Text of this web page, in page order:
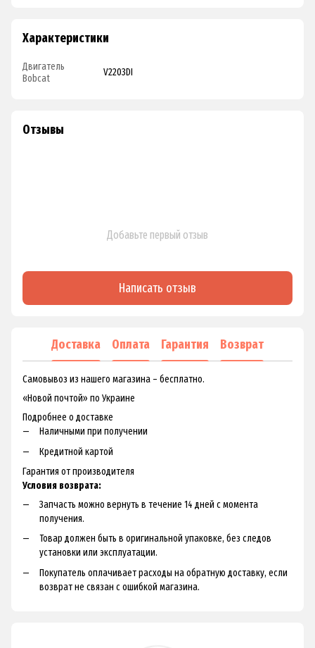
Характеристики
Двигатель
Bobcat
V2203DI
Отзывы
Добавьте первый отзыв
Написать отзыв
Доставка Оплата Гарантия Возврат
Самовывоз из нашего магазина – бесплатно.
«Новой почтой» по Украине
Подробнее о доставке
Наличными при получении
Кредитной картой
Гарантия от производителя
Условия возврата:
Запчасть можно вернуть в течение 14 дней с момента
получения.
Товар должен быть в оригинальной упаковке, без следов
установки или эксплуатации.
Покупатель оплачивает расходы на обратную доставку, если
возврат не связан с ошибкой магазина.